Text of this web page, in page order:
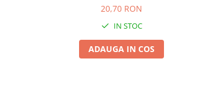
20,70 RON
IN STOC
ADAUGA IN COS